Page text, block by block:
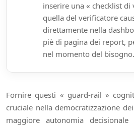
inserire una « checklist di
quella del verificatore
direttamente nella
piè di pagina dei report,
nel momento del bisogno.
Fornire questi « guard-rail »
cruciale nella democratizzazione
maggiore autonomia